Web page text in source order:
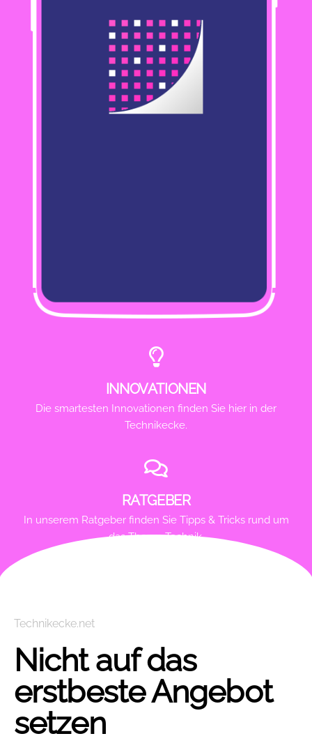
INNOVATIONEN
Die smartesten Innovationen finden Sie hier in der
Technikecke.
RATGEBER
In unserem Ratgeber finden Sie Tipps & Tricks rund um
das Thema Technik.
Technikecke.net
Nicht auf das
erstbeste Angebot
setzen